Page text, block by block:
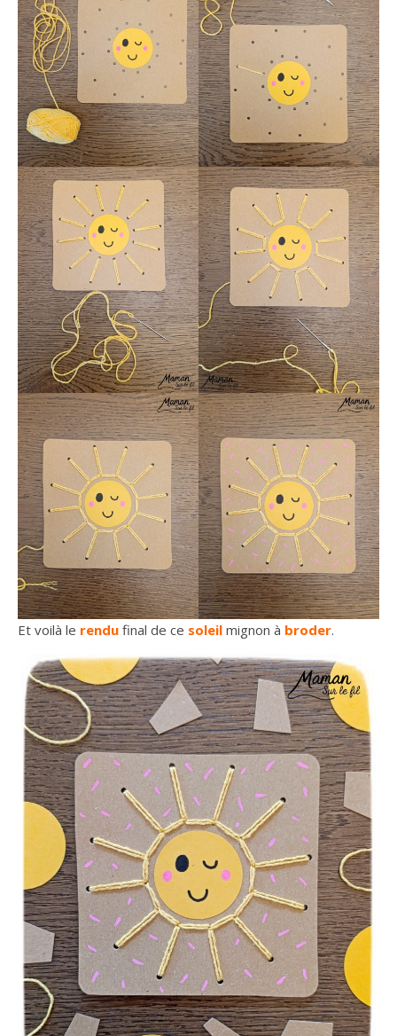
Et voilà le rendu final de ce soleil mignon à broder.